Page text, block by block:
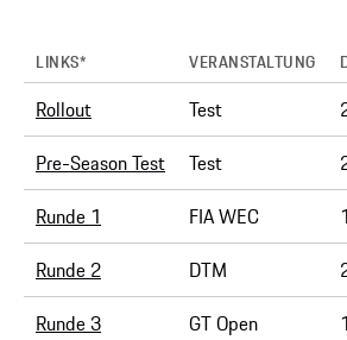
LINKS* VERANSTALTUNG
Rollout Test
Pre-Season Test
Test
Runde 1
FIA WEC
Runde 2
DTM
Runde 3
GT Open